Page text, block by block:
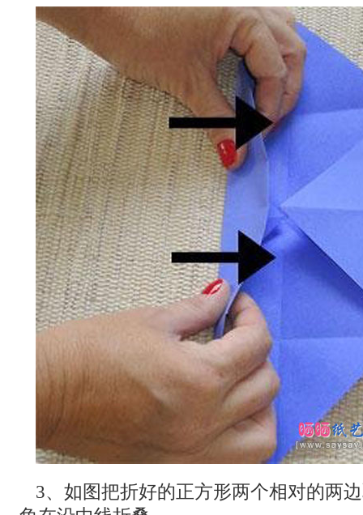
3、如图把折好的正方形两个相对的两